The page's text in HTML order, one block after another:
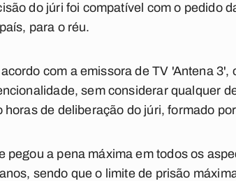
do júri foi compatível com o pedido
para o réu.
com a emissora de TV 'Antena
sem considerar qualquer
horas de deliberação do júri, formado
pegou a pena máxima em todos os
sendo que o limite de prisão